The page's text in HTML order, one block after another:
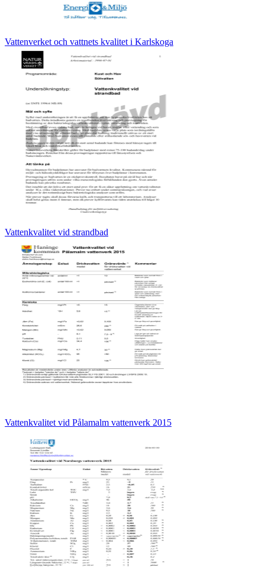
Vattenverket och vattnets kvalitet i Karlskoga
Vattenkvalitet vid strandbad
Vattenkvalitet vid Pålamalm vattenverk 2015